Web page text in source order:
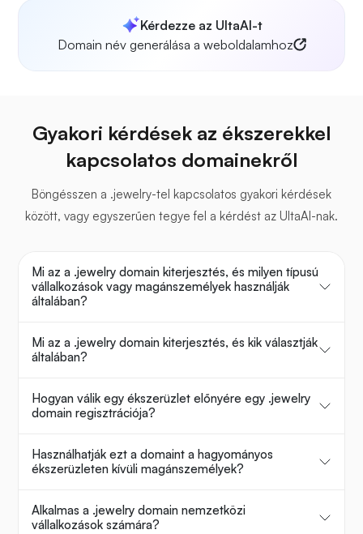
Kérdezze az UltaAI-t
Domain név generálása a weboldalamhoz
Gyakori kérdések az ékszerekkel
kapcsolatos domainekről
Böngésszen a .jewelry-tel kapcsolatos gyakori kérdések
között, vagy egyszerűen tegye fel a kérdést az UltaAI-nak.
Mi az a .jewelry domain kiterjesztés, és milyen típusú
vállalkozások vagy magánszemélyek használják
általában?
Mi az a .jewelry domain kiterjesztés, és kik választják
általában?
Hogyan válik egy ékszerüzlet előnyére egy .jewelry
domain regisztrációja?
Használhatják ezt a domaint a hagyományos
ékszerüzleten kívüli magánszemélyek?
Alkalmas a .jewelry domain nemzetközi
vállalkozások számára?